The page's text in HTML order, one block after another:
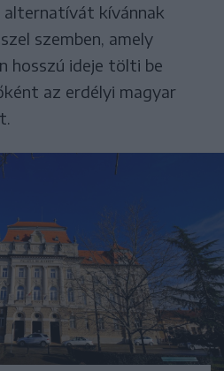
kívánnak
szemben, amely
hosszú ideje tölti be
az erdélyi magyar